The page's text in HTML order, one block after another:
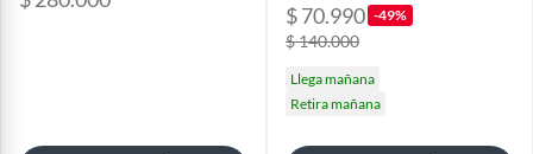
$ 70.990 -49%
$ 140.000
Llega mañana
Retira mañana